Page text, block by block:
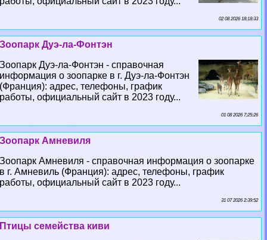
02 08 2026 18:18:33
Зоопарк Дуэ-ла-Фонтэн
Зоопарк Дуэ-ла-Фонтэн - справочная
информация о зоопарке в г. Дуэ-ла-Фонтэн
(Франция): адрес, телефоны, график
работы, официальный сайт в 2023 году...
01 08 2026 7:25:26
Зоопарк Амневиля
Зоопарк Амневиля - справочная информация о зоопарке
в г. Амневиль (Франция): адрес, телефоны, график
работы, официальный сайт в 2023 году...
31 07 2026 2:39:52
Птицы семейства киви